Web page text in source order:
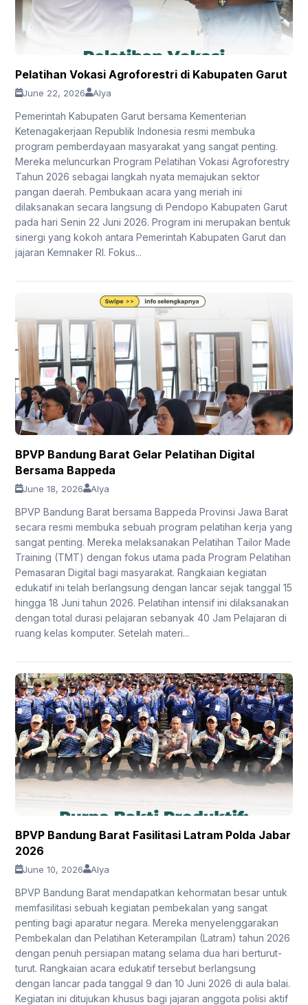
Pelatihan Vokasi Agroforestri di Kabupaten Garut
June 22, 2026 Alya
Pemerintah Kabupaten Garut bersama Kementerian
Ketenagakerjaan Republik Indonesia resmi membuka
program pemberdayaan masyarakat yang sangat penting.
Mereka meluncurkan Program Pelatihan Vokasi Agroforestry
Tahun 2026 sebagai langkah nyata memajukan sektor
pangan daerah. Pembukaan acara yang meriah ini
dilaksanakan secara langsung di Pendopo Kabupaten Garut
pada hari Senin 22 Juni 2026. Program ini merupakan bentuk
sinergi yang kokoh antara Pemerintah Kabupaten Garut dan
jajaran Kemnaker RI. Fokus...
BPVP Bandung Barat Gelar Pelatihan Digital
Bersama Bappeda
June 18, 2026 Alya
BPVP Bandung Barat bersama Bappeda Provinsi Jawa Barat
secara resmi membuka sebuah program pelatihan kerja yang
sangat penting. Mereka melaksanakan Pelatihan Tailor Made
Training (TMT) dengan fokus utama pada Program Pelatihan
Pemasaran Digital bagi masyarakat. Rangkaian kegiatan
edukatif ini telah berlangsung dengan lancar sejak tanggal 15
hingga 18 Juni tahun 2026. Pelatihan intensif ini dilaksanakan
dengan total durasi pelajaran sebanyak 40 Jam Pelajaran di
ruang kelas komputer. Setelah materi...
BPVP Bandung Barat Fasilitasi Latram Polda Jabar
2026
June 10, 2026 Alya
BPVP Bandung Barat mendapatkan kehormatan besar untuk
memfasilitasi sebuah kegiatan pembekalan yang sangat
penting bagi aparatur negara. Mereka menyelenggarakan
Pembekalan dan Pelatihan Keterampilan (Latram) tahun 2026
dengan penuh persiapan matang selama dua hari berturut-
turut. Rangkaian acara edukatif tersebut berlangsung
dengan lancar pada tanggal 9 dan 10 Juni 2026 di aula balai.
Kegiatan ini ditujukan khusus bagi jajaran anggota polisi aktif